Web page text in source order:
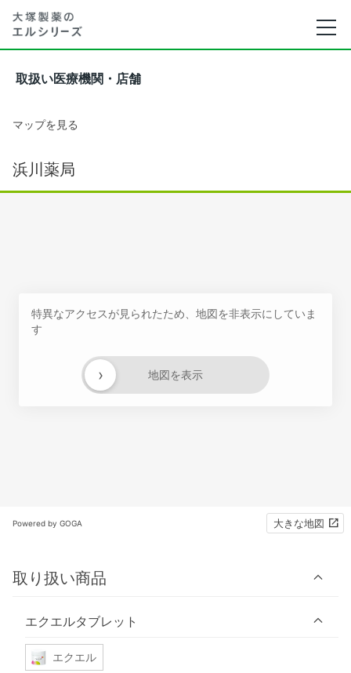
取扱い医療機関・店舗
マップを見る
浜川薬局
特異なアクセスが見られたため、地図を非表示にしていま
す
地図を表示
›
Powered by GOGA 大きな地図
取り扱い商品
エクエルタブレット
エクエル